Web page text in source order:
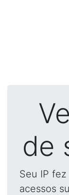
de
Seu IP
acessos